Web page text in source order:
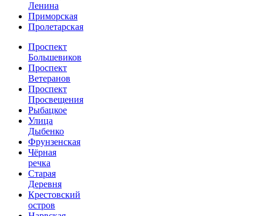
Ленина
Приморская
Пролетарская
Проспект
Большевиков
Проспект
Ветеранов
Проспект
Просвещения
Рыбацкое
Улица
Дыбенко
Фрунзенская
Чёрная
речка
Старая
Деревня
Крестовский
остров